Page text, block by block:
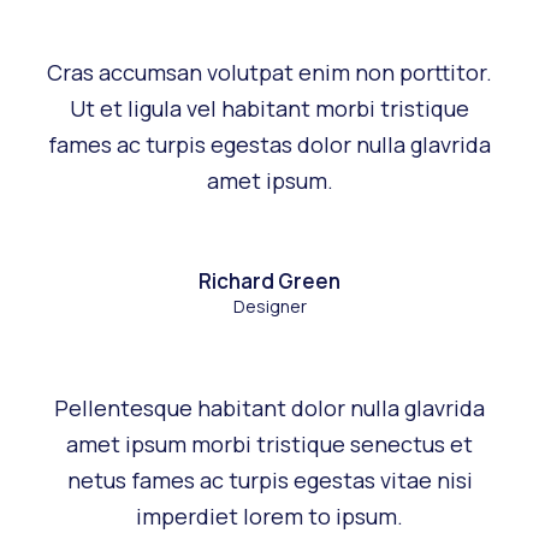
Cras accumsan volutpat enim non porttitor.
Ut et ligula vel habitant morbi tristique
fames ac turpis egestas dolor nulla glavrida
amet ipsum.
Richard Green
Designer
Pellentesque habitant dolor nulla glavrida
amet ipsum morbi tristique senectus et
netus fames ac turpis egestas vitae nisi
imperdiet lorem to ipsum.